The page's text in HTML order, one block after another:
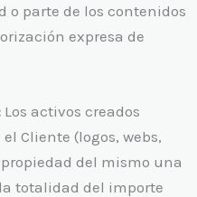
o parte de los contenidos
expresa de
Los activos creados
Cliente (logos, webs,
del mismo una
totalidad del importe